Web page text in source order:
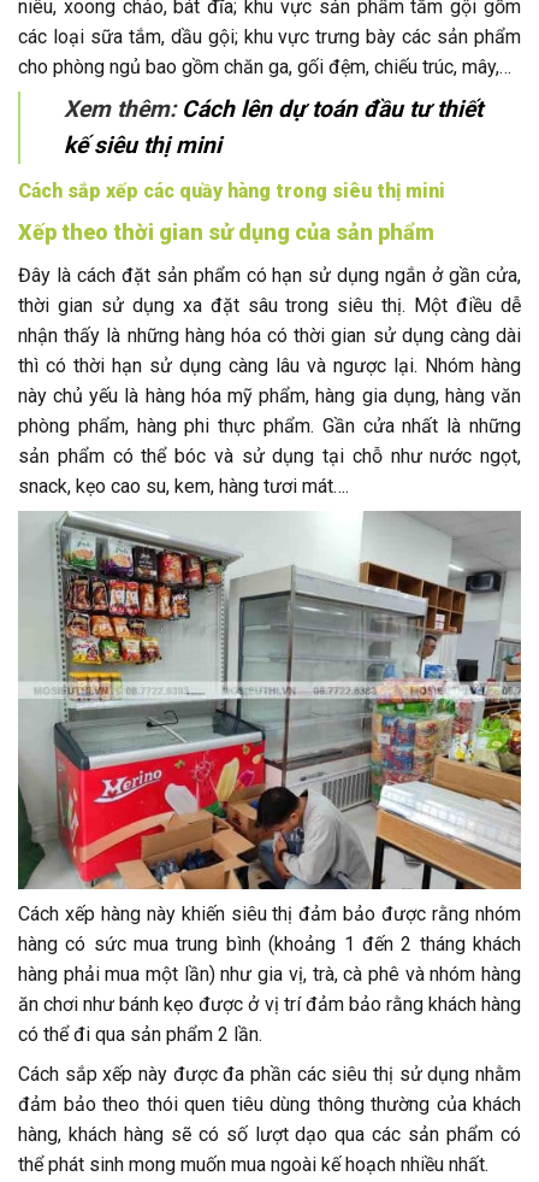
niêu, xoong chảo, bát đĩa; khu vực sản phẩm tắm gội gồm
các loại sữa tắm, dầu gội; khu vực trưng bày các sản phẩm
cho phòng ngủ bao gồm chăn ga, gối đệm, chiếu trúc, mây,…
Xem thêm: Cách lên dự toán đầu tư thiết
kế siêu thị mini
Cách sắp xếp các quầy hàng trong siêu thị mini
Xếp theo thời gian sử dụng của sản phẩm
Đây là cách đặt sản phẩm có hạn sử dụng ngắn ở gần cửa,
thời gian sử dụng xa đặt sâu trong siêu thị. Một điều dễ
nhận thấy là những hàng hóa có thời gian sử dụng càng dài
thì có thời hạn sử dụng càng lâu và ngược lại. Nhóm hàng
này chủ yếu là hàng hóa mỹ phẩm, hàng gia dụng, hàng văn
phòng phẩm, hàng phi thực phẩm. Gần cửa nhất là những
sản phẩm có thể bóc và sử dụng tại chỗ như nước ngọt,
snack, kẹo cao su, kem, hàng tươi mát….
Cách xếp hàng này khiến siêu thị đảm bảo được rằng nhóm
hàng có sức mua trung bình (khoảng 1 đến 2 tháng khách
hàng phải mua một lần) như gia vị, trà, cà phê và nhóm hàng
ăn chơi như bánh kẹo được ở vị trí đảm bảo rằng khách hàng
có thể đi qua sản phẩm 2 lần.
Cách sắp xếp này được đa phần các siêu thị sử dụng nhằm
đảm bảo theo thói quen tiêu dùng thông thường của khách
hàng, khách hàng sẽ có số lượt dạo qua các sản phẩm có
thể phát sinh mong muốn mua ngoài kế hoạch nhiều nhất.